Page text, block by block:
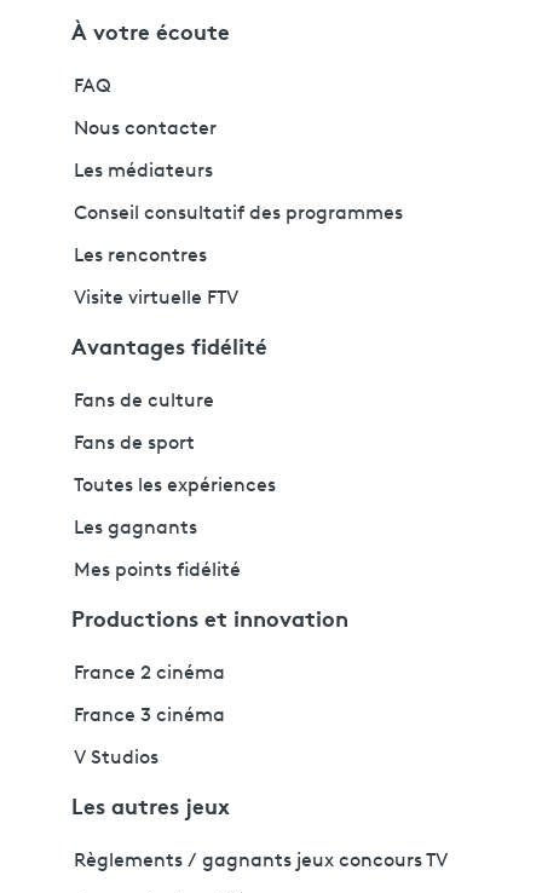
À votre écoute
FAQ
Nous contacter
Les médiateurs
Conseil consultatif des programmes
Les rencontres
Visite virtuelle FTV
Avantages fidélité
Fans de culture
Fans de sport
Toutes les expériences
Les gagnants
Mes points fidélité
Productions et innovation
France 2 cinéma
France 3 cinéma
V Studios
Les autres jeux
Règlements / gagnants jeux concours TV